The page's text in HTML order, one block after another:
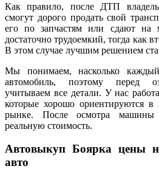
Как правило, после ДТП
смогут дорого продать свой
его по запчастям или сдают на
достаточно трудоемкий, тогда как
В этом случае лучшим решением
Мы понимаем, насколько
автомобиль, поэтому перед
учитываем все детали. У нас
которые хорошо ориентируются в
рынке. После осмотра машины
реальную стоимость.
Автовыкуп Боярка цены
авто